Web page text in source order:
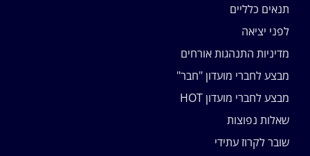
תנאים כלליים
לפני יציאה
מדיניות התנהגות אורחים
מבצע לחברי מועדון "חבר"
מבצע לחברי מועדון HOT
שאלות נפוצות
שובר לקרוז עתידי